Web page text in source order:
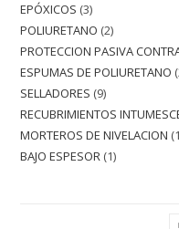
EPÓXICOS 3
POLIURETANO 2
PROTECCION PASIVA
ESPUMAS DE POLIURETANO
SELLADORES 9
RECUBRIMIENTOS
MORTEROS DE NIVELACION
BAJO ESPESOR 1